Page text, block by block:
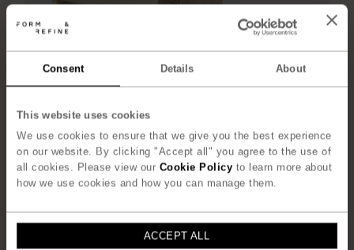
Consent Details About
This website uses cookies
We use cookies to ensure that we give you the best experience
on our website. By clicking "Accept all" you agree to the use of
all cookies. Please view our Cookie Policy to learn more about
how we use cookies and how you can manage them.
ACCEPT ALL